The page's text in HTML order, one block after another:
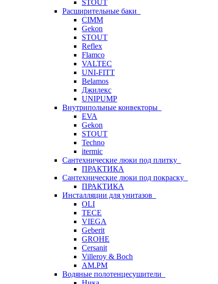
STOUT
Расширительные баки
CIMM
Gekon
STOUT
Reflex
Flamco
VALTEC
UNI-FITT
Belamos
Джилекс
UNIPUMP
Внутрипольные конвекторы
EVA
Gekon
STOUT
Techno
itermic
Сантехнические люки под плитку
ПРАКТИКА
Сантехнические люки под покраску
ПРАКТИКА
Инсталляции для унитазов
OLI
TECE
VIEGA
Geberit
GROHE
Cersanit
Villeroy & Boch
AM.PM
Водяные полотенцесушители